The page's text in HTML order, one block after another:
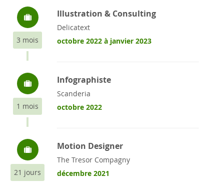
3 mois
Illustration & Consulting
Delicatext
octobre 2022 à janvier 2023
1 mois
Infographiste
Scanderia
octobre 2022
21 jours
Motion Designer
The Tresor Compagny
décembre 2021